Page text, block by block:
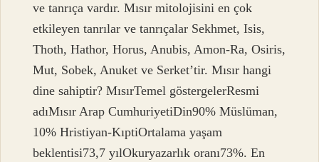
ve tanrıça vardır. Mısır mitolojisini en çok
etkileyen tanrılar ve tanrıçalar Sekhmet, Isis,
Thoth, Hathor, Horus, Anubis, Amon-Ra, Osiris,
Mut, Sobek, Anuket ve Serket’tir. Mısır hangi
dine sahiptir? MısırTemel göstergelerResmi
adıMısır Arap CumhuriyetiDin90% Müslüman,
10% Hristiyan-KıptiOrtalama yaşam
beklentisi73,7 yılOkuryazarlık oranı73%. En